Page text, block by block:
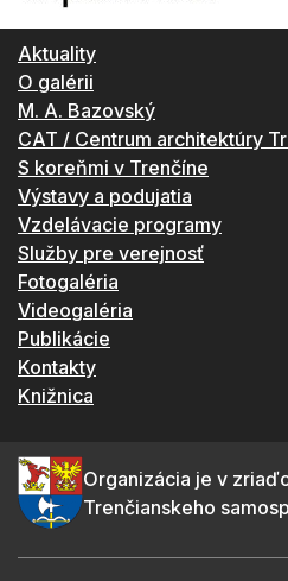
Aktuality
O galérii
M. A. Bazovský
CAT / Centrum architektúry
S koreňmi v Trenčíne
Výstavy a podujatia
Vzdelávacie programy
Služby pre verejnosť
Fotogaléria
Videogaléria
Publikácie
Kontakty
Knižnica
Organizácia je v
Trenčianskeho